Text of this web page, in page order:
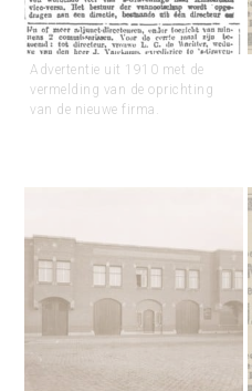
Advertentie uit 1910 met de
vermelding van de oprichting
van de nieuwe firma.